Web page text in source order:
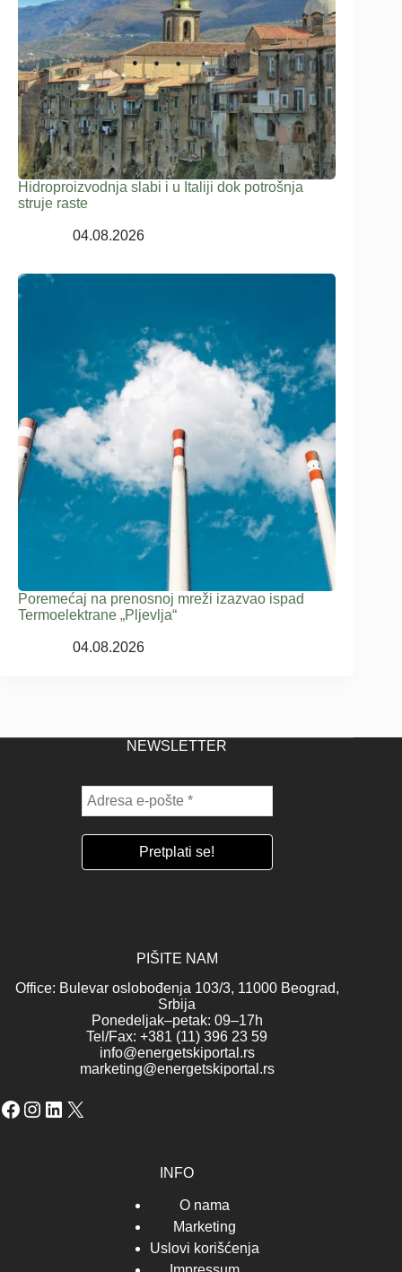
Hidroproizvodnja slabi i u Italiji dok potrošnja
struje raste
04.08.2026
Poremećaj na prenosnoj mreži izazvao ispad
Termoelektrane „Pljevlja“
04.08.2026
NEWSLETTER
PIŠITE NAM
Office: Bulevar oslobođenja 103/3, 11000 Beograd,
Srbija
Ponedeljak–petak: 09–17h
Tel/Fax: +381 (11) 396 23 59
info@energetskiportal.rs
marketing@energetskiportal.rs
Facebook
Instagram
LinkedIn
X
INFO
O nama
Marketing
Uslovi korišćenja